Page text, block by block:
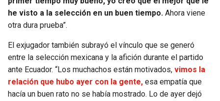
he visto a la selección en un buen tiempo. Ahora viene
otra dura prueba”.
El exjugador también subrayó el vínculo que se generó
entre la selección mexicana y la afición durante el partido
ante Ecuador. “Los muchachos están motivados, vimos la
relación que hubo ayer con la gente, esa empatía que
hacía un buen rato no se había mostrado. Lo de ayer dejó